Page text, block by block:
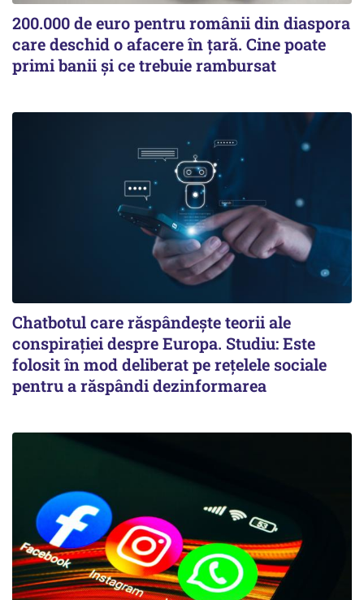
200.000 de euro pentru românii din diaspora
care deschid o afacere în țară. Cine poate
primi banii și ce trebuie rambursat
Chatbotul care răspândește teorii ale
conspirației despre Europa. Studiu: Este
folosit în mod deliberat pe rețelele sociale
pentru a răspândi dezinformarea